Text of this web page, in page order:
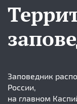
Заповедник
России,
на главном